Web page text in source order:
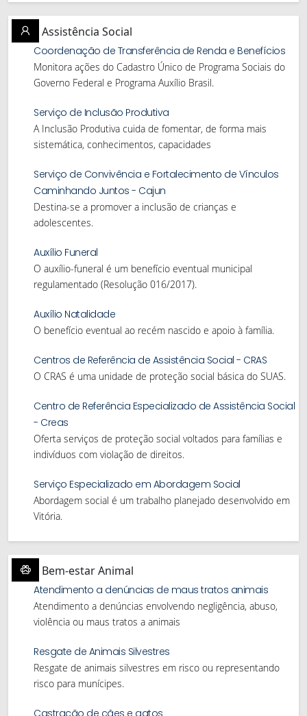
Assistência Social
Coordenação de Transferência de Renda e Benefícios
Monitora ações do Cadastro Único de Programa Sociais do
Governo Federal e Programa Auxílio Brasil.
Serviço de Inclusão Produtiva
A Inclusão Produtiva cuida de fomentar, de forma mais
sistemática, conhecimentos, capacidades
Serviço de Convivência e Fortalecimento de Vínculos
Caminhando Juntos - Cajun
Destina-se a promover a inclusão de crianças e
adolescentes.
Auxílio Funeral
O auxílio-funeral é um benefício eventual municipal
regulamentado (Resolução 016/2017).
Auxílio Natalidade
O benefício eventual ao recém nascido e apoio à família.
Centros de Referência de Assistência Social - CRAS
O CRAS é uma unidade de proteção social básica do SUAS.
Centro de Referência Especializado de Assistência Social
- Creas
Oferta serviços de proteção social voltados para famílias e
indivíduos com violação de direitos.
Serviço Especializado em Abordagem Social
Abordagem social é um trabalho planejado desenvolvido em
Vitória.
Bem-estar Animal
Atendimento a denúncias de maus tratos animais
Atendimento a denúncias envolvendo negligência, abuso,
violência ou maus tratos a animais
Resgate de Animais Silvestres
Resgate de animais silvestres em risco ou representando
risco para munícipes.